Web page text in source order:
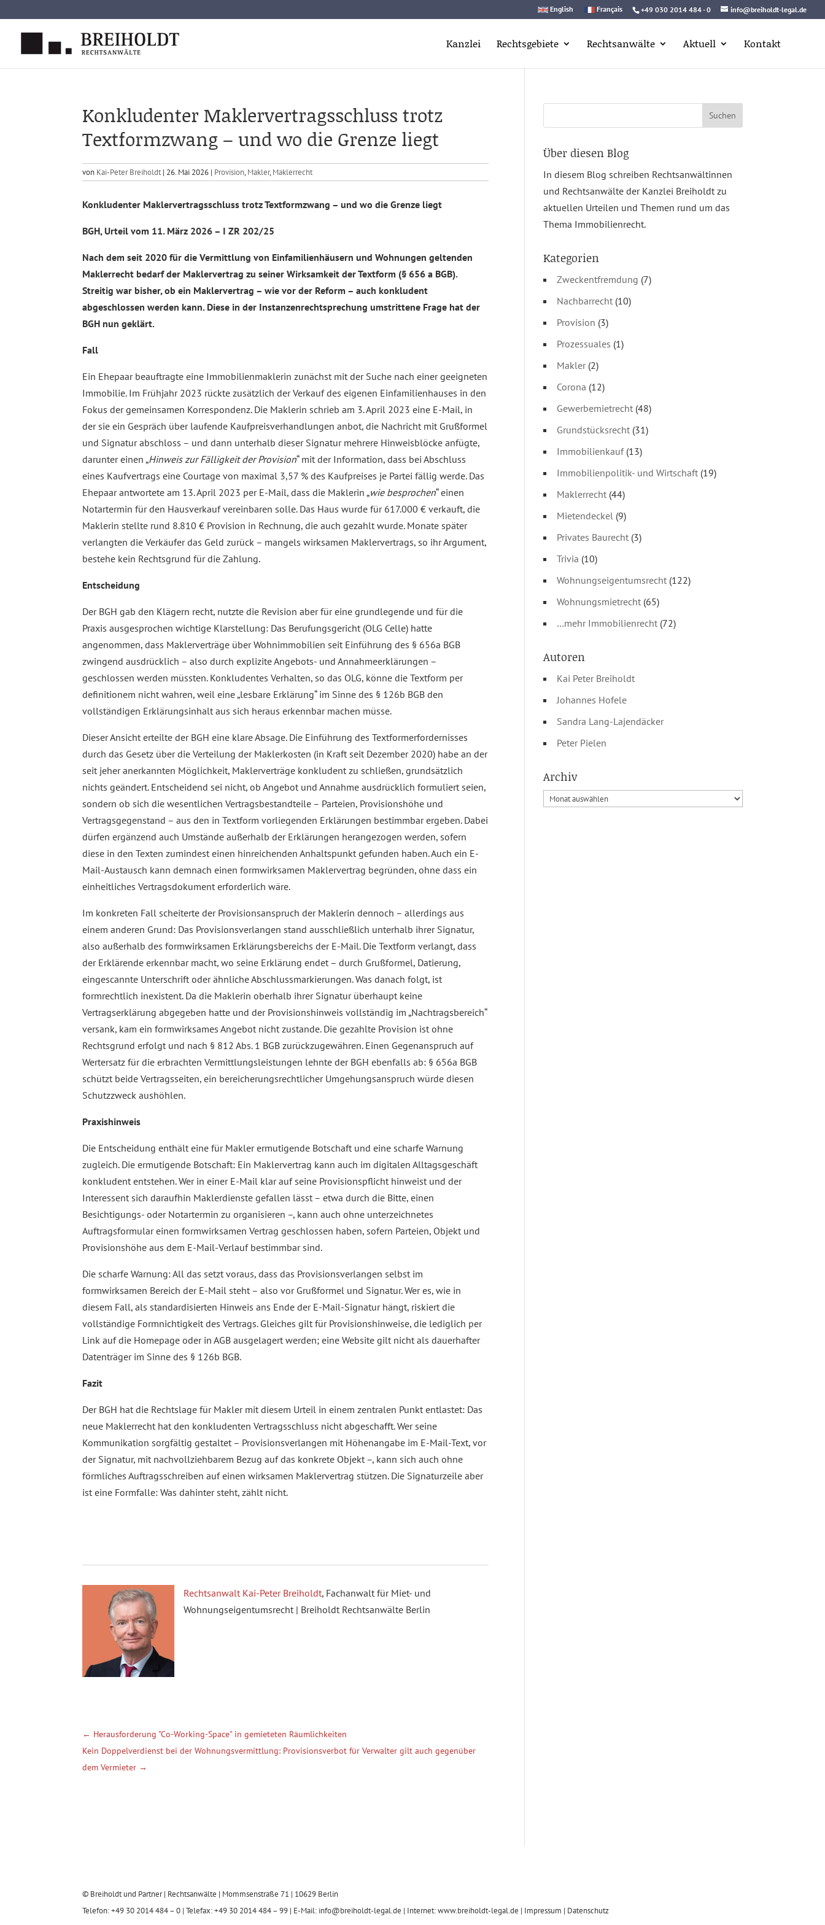
to
content
+49 030 2014 484 - 0 info@breiholdt-legal.de
English Français
Kanzlei Rechtsgebiete Rechtsanwälte Aktuell Kontakt
Konkludenter Maklervertragsschluss trotz
Textformzwang – und wo die Grenze liegt
von Kai-Peter Breiholdt | 26. Mai 2026 | Provision, Makler, Maklerrecht
Konkludenter Maklervertragsschluss trotz Textformzwang – und wo die Grenze liegt
BGH, Urteil vom 11. März 2026 – I ZR 202/25
Nach dem seit 2020 für die Vermittlung von Einfamilienhäusern und Wohnungen geltenden
Maklerrecht bedarf der Maklervertrag zu seiner Wirksamkeit der Textform (§ 656 a BGB).
Streitig war bisher, ob ein Maklervertrag – wie vor der Reform – auch konkludent
abgeschlossen werden kann. Diese in der Instanzenrechtsprechung umstrittene Frage hat der
BGH nun geklärt.
Fall
Ein Ehepaar beauftragte eine Immobilienmaklerin zunächst mit der Suche nach einer geeigneten
Immobilie. Im Frühjahr 2023 rückte zusätzlich der Verkauf des eigenen Einfamilienhauses in den
Fokus der gemeinsamen Korrespondenz. Die Maklerin schrieb am 3. April 2023 eine E-Mail, in
der sie ein Gespräch über laufende Kaufpreisverhandlungen anbot, die Nachricht mit Grußformel
und Signatur abschloss – und dann unterhalb dieser Signatur mehrere Hinweisblöcke anfügte,
darunter einen „Hinweis zur Fälligkeit der Provision“ mit der Information, dass bei Abschluss
eines Kaufvertrags eine Courtage von maximal 3,57 % des Kaufpreises je Partei fällig werde. Das
Ehepaar antwortete am 13. April 2023 per E-Mail, dass die Maklerin „wie besprochen“ einen
Notartermin für den Hausverkauf vereinbaren solle. Das Haus wurde für 617.000 € verkauft, die
Maklerin stellte rund 8.810 € Provision in Rechnung, die auch gezahlt wurde. Monate später
verlangten die Verkäufer das Geld zurück – mangels wirksamen Maklervertrags, so ihr Argument,
bestehe kein Rechtsgrund für die Zahlung.
Entscheidung
Der BGH gab den Klägern recht, nutzte die Revision aber für eine grundlegende und für die
Praxis ausgesprochen wichtige Klarstellung: Das Berufungsgericht (OLG Celle) hatte
angenommen, dass Maklerverträge über Wohnimmobilien seit Einführung des § 656a BGB
zwingend ausdrücklich – also durch explizite Angebots- und Annahmeerklärungen –
geschlossen werden müssten. Konkludentes Verhalten, so das OLG, könne die Textform per
definitionem nicht wahren, weil eine „lesbare Erklärung“ im Sinne des § 126b BGB den
vollständigen Erklärungsinhalt aus sich heraus erkennbar machen müsse.
Dieser Ansicht erteilte der BGH eine klare Absage. Die Einführung des Textformerfordernisses
durch das Gesetz über die Verteilung der Maklerkosten (in Kraft seit Dezember 2020) habe an der
seit jeher anerkannten Möglichkeit, Maklerverträge konkludent zu schließen, grundsätzlich
nichts geändert. Entscheidend sei nicht, ob Angebot und Annahme ausdrücklich formuliert seien,
sondern ob sich die wesentlichen Vertragsbestandteile – Parteien, Provisionshöhe und
Vertragsgegenstand – aus den in Textform vorliegenden Erklärungen bestimmbar ergeben. Dabei
dürfen ergänzend auch Umstände außerhalb der Erklärungen herangezogen werden, sofern
diese in den Texten zumindest einen hinreichenden Anhaltspunkt gefunden haben. Auch ein E-
Mail-Austausch kann demnach einen formwirksamen Maklervertrag begründen, ohne dass ein
einheitliches Vertragsdokument erforderlich wäre.
Im konkreten Fall scheiterte der Provisionsanspruch der Maklerin dennoch – allerdings aus
einem anderen Grund: Das Provisionsverlangen stand ausschließlich unterhalb ihrer Signatur,
also außerhalb des formwirksamen Erklärungsbereichs der E-Mail. Die Textform verlangt, dass
der Erklärende erkennbar macht, wo seine Erklärung endet – durch Grußformel, Datierung,
eingescannte Unterschrift oder ähnliche Abschlussmarkierungen. Was danach folgt, ist
formrechtlich inexistent. Da die Maklerin oberhalb ihrer Signatur überhaupt keine
Vertragserklärung abgegeben hatte und der Provisionshinweis vollständig im „Nachtragsbereich“
versank, kam ein formwirksames Angebot nicht zustande. Die gezahlte Provision ist ohne
Rechtsgrund erfolgt und nach § 812 Abs. 1 BGB zurückzugewähren. Einen Gegenanspruch auf
Wertersatz für die erbrachten Vermittlungsleistungen lehnte der BGH ebenfalls ab: § 656a BGB
schützt beide Vertragsseiten, ein bereicherungsrechtlicher Umgehungsanspruch würde diesen
Schutzzweck aushöhlen.
Praxishinweis
Die Entscheidung enthält eine für Makler ermutigende Botschaft und eine scharfe Warnung
zugleich. Die ermutigende Botschaft: Ein Maklervertrag kann auch im digitalen Alltagsgeschäft
konkludent entstehen. Wer in einer E-Mail klar auf seine Provisionspflicht hinweist und der
Interessent sich daraufhin Maklerdienste gefallen lässt – etwa durch die Bitte, einen
Besichtigungs- oder Notartermin zu organisieren –, kann auch ohne unterzeichnetes
Auftragsformular einen formwirksamen Vertrag geschlossen haben, sofern Parteien, Objekt und
Provisionshöhe aus dem E-Mail-Verlauf bestimmbar sind.
Die scharfe Warnung: All das setzt voraus, dass das Provisionsverlangen selbst im
formwirksamen Bereich der E-Mail steht – also vor Grußformel und Signatur. Wer es, wie in
diesem Fall, als standardisierten Hinweis ans Ende der E-Mail-Signatur hängt, riskiert die
vollständige Formnichtigkeit des Vertrags. Gleiches gilt für Provisionshinweise, die lediglich per
Link auf die Homepage oder in AGB ausgelagert werden; eine Website gilt nicht als dauerhafter
Datenträger im Sinne des § 126b BGB.
Fazit
Der BGH hat die Rechtslage für Makler mit diesem Urteil in einem zentralen Punkt entlastet: Das
neue Maklerrecht hat den konkludenten Vertragsschluss nicht abgeschafft. Wer seine
Kommunikation sorgfältig gestaltet – Provisionsverlangen mit Höhenangabe im E-Mail-Text, vor
der Signatur, mit nachvollziehbarem Bezug auf das konkrete Objekt –, kann sich auch ohne
förmliches Auftragsschreiben auf einen wirksamen Maklervertrag stützen. Die Signaturzeile aber
ist eine Formfalle: Was dahinter steht, zählt nicht.
Rechtsanwalt Kai-Peter Breiholdt, Fachanwalt für Miet- und
Wohnungseigentumsrecht | Breiholdt Rechtsanwälte Berlin
← Herausforderung "Co-Working-Space" in gemieteten Räumlichkeiten
Kein Doppelverdienst bei der Wohnungsvermittlung: Provisionsverbot für Verwalter gilt auch gegenüber
dem Vermieter →
Über diesen Blog
In diesem Blog schreiben Rechtsanwältinnen
und Rechtsanwälte der Kanzlei Breiholdt zu
aktuellen Urteilen und Themen rund um das
Thema Immobilienrecht.
Kategorien
Zweckentfremdung (7)
Nachbarrecht(10)
Provision (3)
Prozessuales (1)
Makler(2)
Corona (12)
Gewerbemietrecht(48)
Grundstücksrecht(31)
Immobilienkauf(13)
Immobilienpolitik- und Wirtschaft(19)
Maklerrecht(44)
Mietendeckel(9)
Privates Baurecht(3)
Trivia (10)
Wohnungseigentumsrecht(122)
Wohnungsmietrecht(65)
…mehr Immobilienrecht(72)
Autoren
Kai Peter Breiholdt
Johannes Hofele
Sandra Lang-Lajendäcker
Peter Pielen
Archiv
© Breiholdt und Partner | Rechtsanwälte | Mommsenstraße 71 | 10629 Berlin
Telefon: +49 30 2014 484 – 0 | Telefax: +49 30 2014 484 – 99 | E-Mail: info@breiholdt-legal.de | Internet: www.breiholdt-legal.de | Impressum | Datenschutz